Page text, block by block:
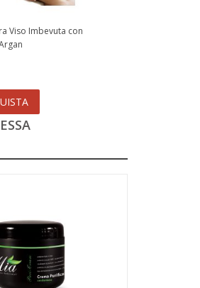
Viso Imbevuta con